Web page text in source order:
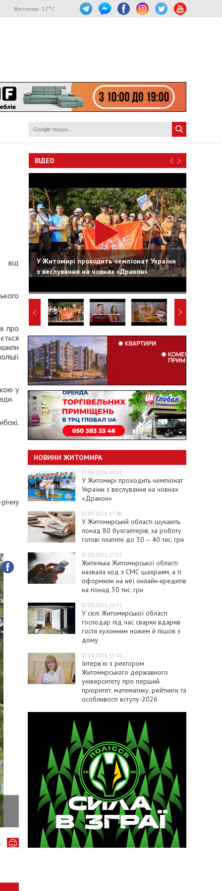
Житомир: 17°C
від
про
у
Фото Національної поліції
ВІДЕО
У Житомирі проходить чемпіонат України
з веслування на човнах «Дракон»
НОВИНИ ЖИТОМИРА
07.08.2026, 20:12
У Житомирі проходить чемпіонат
України з веслування на човнах
«Дракон»
07.08.2026, 17:40
У Житомирській області шукають
понад 80 бухгалтерів, за роботу
готові платити до 30 – 40 тис. грн
07.08.2026, 17:02
Жителька Житомирської області
назвала код з СМС шахраям, а ті
оформили на неї онлайн-кредитів
на понад 30 тис. грн
07.08.2026, 16:31
У селі Житомирської області
господар під час сварки вдарив
гостя кухонним ножем й пішов з
дому
07.08.2026, 15:36
Інтерв’ю з ректором
Житомирського державного
університету про перший
пріоритет, математику, рейтинги та
особливості вступу-2026